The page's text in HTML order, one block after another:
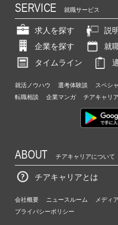
SERVICE 就職サービス
求人を探す
説
企業を探す
就
タイムライン
就活ノウハウ 選考体験談 スペシ
転職相談
企業マンガ チアキャリ
ABOUT チアキャリアについて
チアキャリアとは
会社概要 ニュースルーム
メディ
プライバシーポリシー